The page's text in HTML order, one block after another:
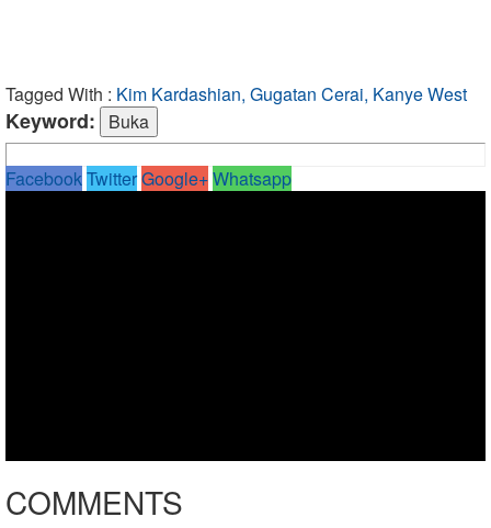
Tagged With : Kim Kardashian, Gugatan Cerai, Kanye West
Keyword:
FacebookTwitterGoogle+Whatsapp
COMMENTS